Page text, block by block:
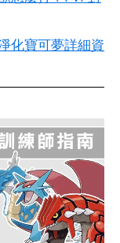
化寶可夢詳細資